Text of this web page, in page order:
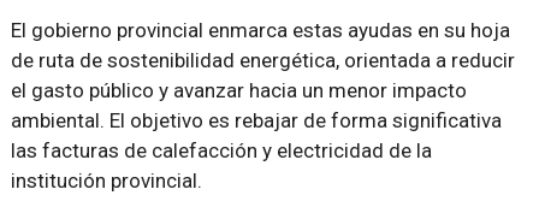
El gobierno provincial enmarca estas ayudas en su hoja
de ruta de sostenibilidad energética, orientada a reducir
el gasto público y avanzar hacia un menor impacto
ambiental. El objetivo es rebajar de forma significativa
las facturas de calefacción y electricidad de la
institución provincial.